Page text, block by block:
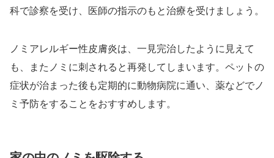
科で診察を受け、医師の指示のもと治療を受けましょう。
ノミアレルギー性皮膚炎は、一見完治したように見えて
も、またノミに刺されると再発してしまいます。ペットの
症状が治まった後も定期的に動物病院に通い、薬などでノ
ミ予防をすることをおすすめします。